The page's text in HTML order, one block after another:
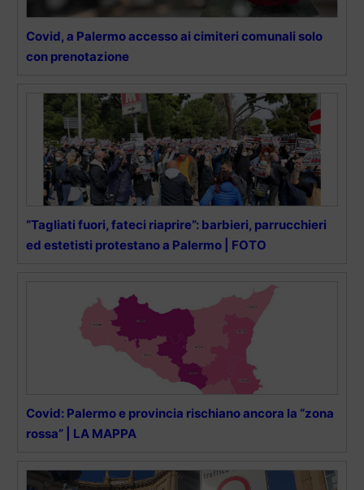
Covid, a Palermo accesso ai cimiteri comunali solo
con prenotazione
“Tagliati fuori, fateci riaprire”: barbieri, parrucchieri
ed estetisti protestano a Palermo | FOTO
Covid: Palermo e provincia rischiano ancora la “zona
rossa” | LA MAPPA